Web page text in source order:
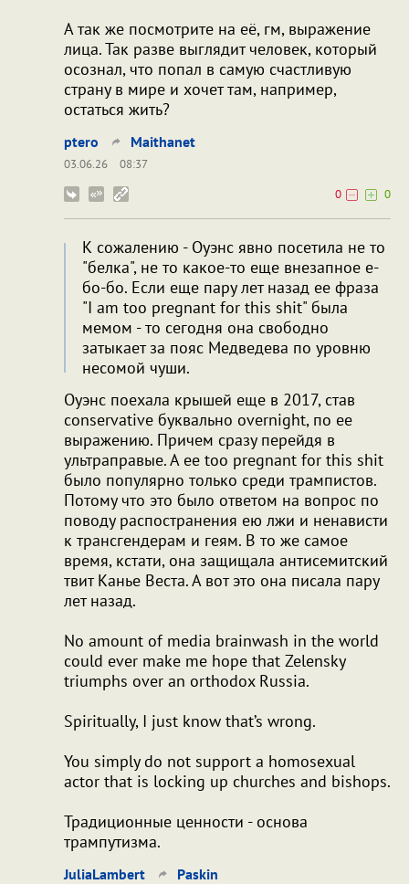
А так же посмотрите на её, гм, выражение
лица. Так разве выглядит человек, который
осознал, что попал в самую счастливую
страну в мире и хочет там, например,
остаться жить?
ptero Maithanet
03.06.26
08:37
0
0
К сожалению - Оуэнс явно посетила не то
"белка", не то какое-то еще внезапное е-
бо-бо. Если еще пару лет назад ее фраза
"I am too pregnant for this shit" была
мемом - то сегодня она свободно
затыкает за пояс Медведева по уровню
несомой чуши.
Оуэнс поехала крышей еще в 2017, став
conservative буквально overnight, по ее
выражению. Причем сразу перейдя в
ультраправые. А ее too pregnant for this shit
было популярно только среди трампистов.
Потому что это было ответом на вопрос по
поводу распостранения ею лжи и ненависти
к трансгендерам и геям. В то же самое
время, кстати, она защищала антисемитский
твит Канье Веста. А вот это она писала пару
лет назад.
No amount of media brainwash in the world
could ever make me hope that Zelensky
triumphs over an orthodox Russia.
Spiritually, I just know that’s wrong.
You simply do not support a homosexual
actor that is locking up churches and bishops.
Традиционные ценности - основа
трампутизма.
JuliaLambert Paskin